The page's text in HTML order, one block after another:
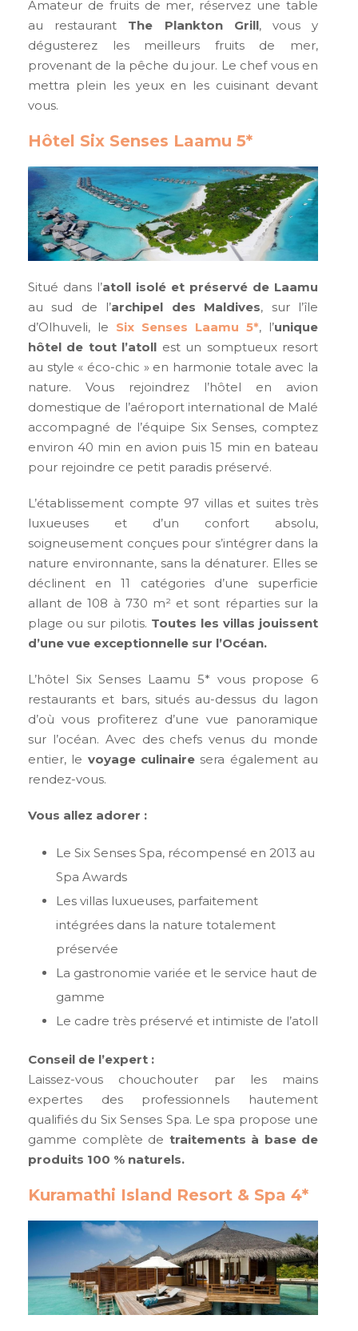
Amateur de fruits de mer, réservez une table
au restaurant The Plankton Grill, vous y
dégusterez les meilleurs fruits de mer,
provenant de la pêche du jour. Le chef vous en
mettra plein les yeux en les cuisinant devant
vous.
Hôtel Six Senses Laamu 5*
Situé dans l’atoll isolé et préservé de Laamu
au sud de l’archipel des Maldives, sur l’île
d’Olhuveli, le Six Senses Laamu 5*, l’unique
hôtel de tout l’atoll est un somptueux resort
au style « éco-chic » en harmonie totale avec la
nature. Vous rejoindrez l’hôtel en avion
domestique de l’aéroport international de Malé
accompagné de l’équipe Six Senses, comptez
environ 40 min en avion puis 15 min en bateau
pour rejoindre ce petit paradis préservé.
L’établissement compte 97 villas et suites très
luxueuses et d’un confort absolu,
soigneusement conçues pour s’intégrer dans la
nature environnante, sans la dénaturer. Elles se
déclinent en 11 catégories d’une superficie
allant de 108 à 730 m² et sont réparties sur la
plage ou sur pilotis. Toutes les villas jouissent
d’une vue exceptionnelle sur l’Océan.
L’hôtel Six Senses Laamu 5* vous propose 6
restaurants et bars, situés au-dessus du lagon
d’où vous profiterez d’une vue panoramique
sur l’océan. Avec des chefs venus du monde
entier, le voyage culinaire sera également au
rendez-vous.
Vous allez adorer :
Le Six Senses Spa, récompensé en 2013 au
Spa Awards
Les villas luxueuses, parfaitement
intégrées dans la nature totalement
préservée
La gastronomie variée et le service haut de
gamme
Le cadre très préservé et intimiste de l’atoll
Conseil de l’expert :
Laissez-vous chouchouter par les mains
expertes des professionnels hautement
qualifiés du Six Senses Spa. Le spa propose une
gamme complète de traitements à base de
produits 100 % naturels.
Kuramathi Island Resort & Spa 4*